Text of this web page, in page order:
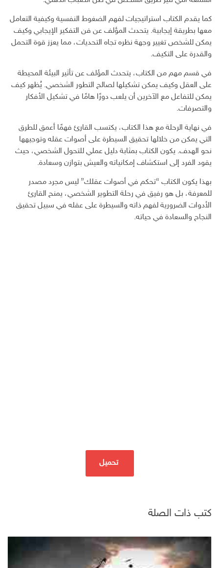
كما يقدم الكتاب استراتيجيات لفهم الضغوط النفسية وكيفية التعامل
معها بطريقة إيجابية. يتحدث المؤلف عن فن التفكير الإيجابي وكيف
يمكن للشخص تغيير وجهة نظره تجاه التحديات، مما يعزز قوة التحمل
والقدرة على التكيف.
في قسم مهم من الكتاب، يتحدث المؤلف عن تأثير البيئة المحيطة
على العقل وكيف يمكن تشكيلها لصالح التطور الشخصي. يُظهر كيف
يمكن للتفاعل مع الآخرين أن يلعب دورًا هامًا في تشكيل الأفكار
والتصرفات.
في نهاية الرحلة مع هذا الكتاب، يكتسب القارئ فهمًا أعمق للطرق
التي يمكن من خلالها تحقيق السيطرة على أصوات عقله وتوجيهها
نحو الهدف. يكون الكتاب بمثابة دليل عملي للتحول الشخصي، حيث
يقود الفرد إلى استكشاف إمكانياته والعيش بتوازن وسعادة.
بهذا يكون الكتاب “تحكم في أصوات عقلك” ليس مجرد مصدر
للمعرفة، بل هو رفيق في رحلة التطوير الشخصي، يمنح القارئ
الأدوات الضرورية لفهم ذاته والسيطرة على عقله في سبيل تحقيق
النجاح والسعادة في حياته.
تحميل
كتب ذات الصلة